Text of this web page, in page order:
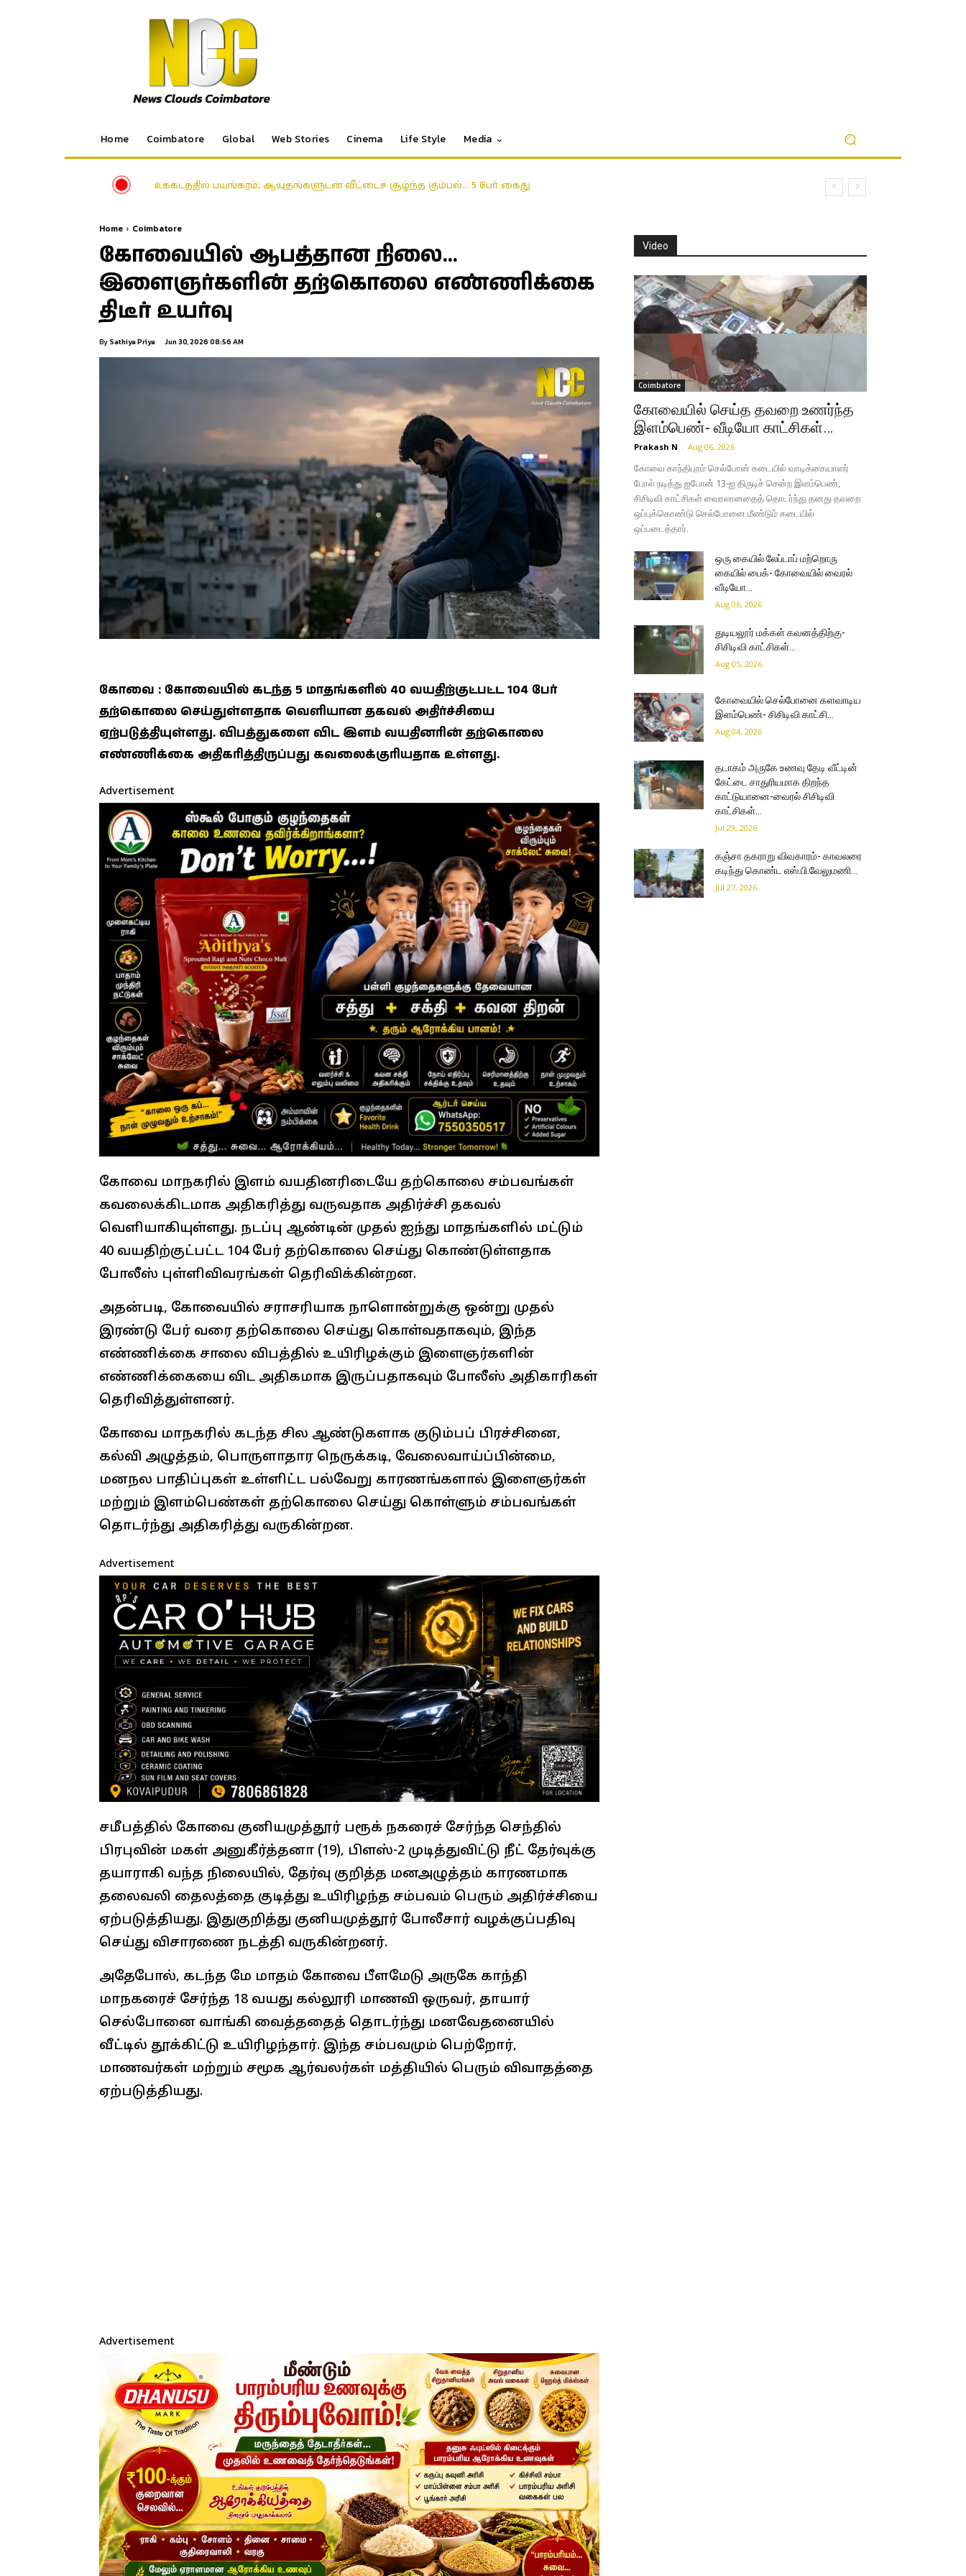
Home Coimbatore Global Web Stories Cinema Life Style Media
உக்கடத்தில் பயங்கரம்; ஆயுதங்களுடன் வீட்டைச் சூழ்ந்த கும்பல்… 5 பேர் கைது
Home Coimbatore
கோவையில் ஆபத்தான நிலை…
இளைஞர்களின் தற்கொலை எண்ணிக்கை
திடீர் உயர்வு
By Sathiya Priya Jun 30, 2026 08:56 AM
கோவை : கோவையில் கடந்த 5 மாதங்களில் 40 வயதிற்குட்பட்ட 104 பேர்
தற்கொலை செய்துள்ளதாக வெளியான தகவல் அதிர்ச்சியை
ஏற்படுத்தியுள்ளது. விபத்துகளை விட இளம் வயதினரின் தற்கொலை
எண்ணிக்கை அதிகரித்திருப்பது கவலைக்குரியதாக உள்ளது.
Advertisement
கோவை மாநகரில் இளம் வயதினரிடையே தற்கொலை சம்பவங்கள்
கவலைக்கிடமாக அதிகரித்து வருவதாக அதிர்ச்சி தகவல்
வெளியாகியுள்ளது. நடப்பு ஆண்டின் முதல் ஐந்து மாதங்களில் மட்டும்
40 வயதிற்குட்பட்ட 104 பேர் தற்கொலை செய்து கொண்டுள்ளதாக
போலீஸ் புள்ளிவிவரங்கள் தெரிவிக்கின்றன.
அதன்படி, கோவையில் சராசரியாக நாளொன்றுக்கு ஒன்று முதல்
இரண்டு பேர் வரை தற்கொலை செய்து கொள்வதாகவும், இந்த
எண்ணிக்கை சாலை விபத்தில் உயிரிழக்கும் இளைஞர்களின்
எண்ணிக்கையை விட அதிகமாக இருப்பதாகவும் போலீஸ் அதிகாரிகள்
தெரிவித்துள்ளனர்.
கோவை மாநகரில் கடந்த சில ஆண்டுகளாக குடும்பப் பிரச்சினை,
கல்வி அழுத்தம், பொருளாதார நெருக்கடி, வேலைவாய்ப்பின்மை,
மனநல பாதிப்புகள் உள்ளிட்ட பல்வேறு காரணங்களால் இளைஞர்கள்
மற்றும் இளம்பெண்கள் தற்கொலை செய்து கொள்ளும் சம்பவங்கள்
தொடர்ந்து அதிகரித்து வருகின்றன.
Advertisement
சமீபத்தில் கோவை குனியமுத்தூர் பரூக் நகரைச் சேர்ந்த செந்தில்
பிரபுவின் மகள் அனுகீர்த்தனா (19), பிளஸ்-2 முடித்துவிட்டு நீட் தேர்வுக்கு
தயாராகி வந்த நிலையில், தேர்வு குறித்த மனஅழுத்தம் காரணமாக
தலைவலி தைலத்தை குடித்து உயிரிழந்த சம்பவம் பெரும் அதிர்ச்சியை
ஏற்படுத்தியது. இதுகுறித்து குனியமுத்தூர் போலீசார் வழக்குப்பதிவு
செய்து விசாரணை நடத்தி வருகின்றனர்.
அதேபோல், கடந்த மே மாதம் கோவை பீளமேடு அருகே காந்தி
மாநகரைச் சேர்ந்த 18 வயது கல்லூரி மாணவி ஒருவர், தாயார்
செல்போனை வாங்கி வைத்ததைத் தொடர்ந்து மனவேதனையில்
வீட்டில் தூக்கிட்டு உயிரிழந்தார். இந்த சம்பவமும் பெற்றோர்,
மாணவர்கள் மற்றும் சமூக ஆர்வலர்கள் மத்தியில் பெரும் விவாதத்தை
ஏற்படுத்தியது.
Advertisement
Video
Coimbatore
கோவையில் செய்த தவறை உணர்ந்த
இளம்பெண்- வீடியோ காட்சிகள்…
Prakash N - Aug 06, 2026
கோவை காந்திபுரம் செல்போன் கடையில் வாடிக்கையாளர்
போல் நடித்து ஐபோன் 13-ஐ திருடிச் சென்ற இளம்பெண்,
சிசிடிவி காட்சிகள் வைரலானதைத் தொடர்ந்து தனது தவறை
ஒப்புக்கொண்டு செல்போனை மீண்டும் கடையில்
ஒப்படைத்தார்.
ஒரு கையில் லேப்டாப் மற்றொரு
கையில் பைக்- கோவையில் வைரல்
வீடியோ…
Aug 06, 2026
துடியலூர் மக்கள் கவனத்திற்கு-
சிசிடிவி காட்சிகள்…
Aug 05, 2026
கோவையில் செல்போனை களவாடிய
இளம்பெண்- சிசிடிவி காட்சி…
Aug 04, 2026
தடாகம் அருகே உணவு தேடி வீட்டின்
கேட்டை சாதுரியமாக திறந்த
காட்டுயானை-வைரல் சிசிடிவி
காட்சிகள்…
Jul 29, 2026
கஞ்சா தகராறு விவகாரம்- காவலரை
கடிந்து கொண்ட எஸ்.பி.வேலுமணி…
Jul 27, 2026